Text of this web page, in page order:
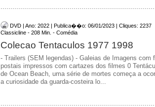
DVD | Ano: 2022 | Publica��o: 06/01/2023 | Cliques: 2237
Classicline - 208 Min. - Comédia
Colecao Tentaculos 1977 1998
- Trailers (SEM legendas) - Galeias de Imagens com
postais impressos com cartazes dos filmes 0
de Ocean Beach, uma série de mortes começa a
a curiosidade da guarda-costeira lo...